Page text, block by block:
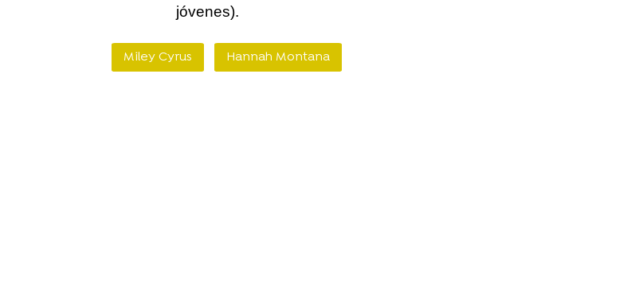
jóvenes).
Miley Cyrus Hannah Montana